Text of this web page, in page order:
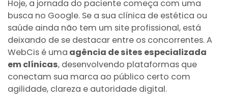
Hoje, a jornada do paciente começa com uma
busca no Google. Se a sua clínica de estética ou
saúde ainda não tem um site profissional, está
deixando de se destacar entre os concorrentes. A
WebCis é uma agência de sites especializada
em clínicas, desenvolvendo plataformas que
conectam sua marca ao público certo com
agilidade, clareza e autoridade digital.